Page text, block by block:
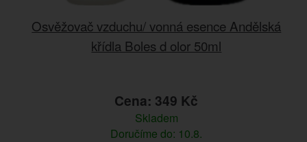
Osvěžovač vzduchu/ vonná esence Andělská
křídla Boles d olor 50ml
Cena: 349 Kč
Skladem
Doručíme do: 10.8.